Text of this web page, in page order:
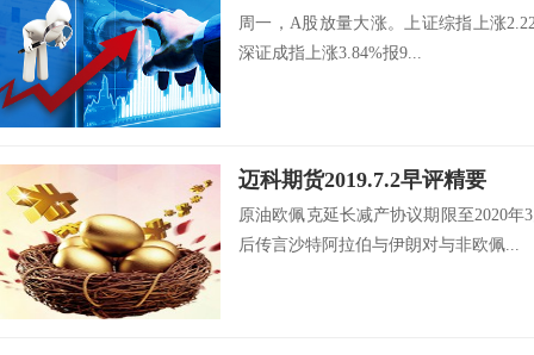
周一，A股放量大涨。上证综指上涨
深证成指上涨3.84%报9...
迈科期货2019.7.2早评精要
原油欧佩克延长减产协议期限至2020
后传言沙特阿拉伯与伊朗对与非欧佩...